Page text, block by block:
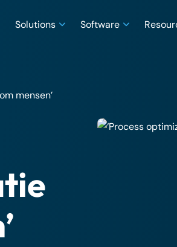
Solutions Software
mensen’